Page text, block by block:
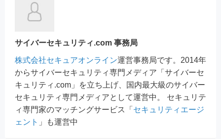
サイバーセキュリティ.com 事務局
株式会社セキュアオンライン運営事務局です。2014年
からサイバーセキュリティ専門メディア「サイバーセ
キュリティ.com」を立ち上げ、国内最大級のサイバー
セキュリティ専門メディアとして運営中。 セキュリテ
ィ専門家のマッチングサービス「 セキュリティエージ
ェント 」も運営中